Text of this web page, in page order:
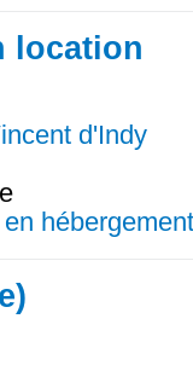
location
d'Indy
hébergement